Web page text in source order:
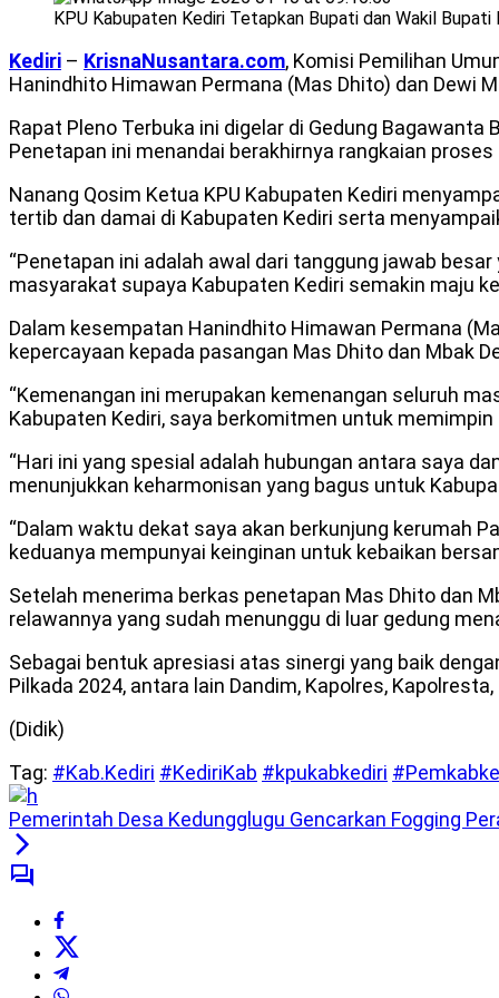
KPU Kabupaten Kediri Tetapkan Bupati dan Wakil
Kediri – KrisnaNusantara.com, Komisi Pemilihan
Hanindhito Himawan Permana (Mas Dhito) dan Dewi
Rapat Pleno Terbuka ini digelar di Gedung
Penetapan ini menandai berakhirnya rangkaian
Nanang Qosim Ketua KPU Kabupaten Kediri
tertib dan damai di Kabupaten Kediri serta
“Penetapan ini adalah awal dari tanggung jawab
masyarakat supaya Kabupaten Kediri semakin maju
Dalam kesempatan Hanindhito Himawan Permana
kepercayaan kepada pasangan Mas Dhito dan Mbak
“Kemenangan ini merupakan kemenangan seluruh
Kabupaten Kediri, saya berkomitmen untuk
“Hari ini yang spesial adalah hubungan antara saya
menunjukkan keharmonisan yang bagus untuk
“Dalam waktu dekat saya akan berkunjung kerumah
keduanya mempunyai keinginan untuk kebaikan
Setelah menerima berkas penetapan Mas Dhito dan
relawannya yang sudah menunggu di luar gedung
Sebagai bentuk apresiasi atas sinergi yang baik
Pilkada 2024, antara lain Dandim, Kapolres,
(Didik)
Tag: #Kab.Kediri #KediriKab #kpukabkediri
Pemerintah Desa Kedungglugu Gencarkan Fogging